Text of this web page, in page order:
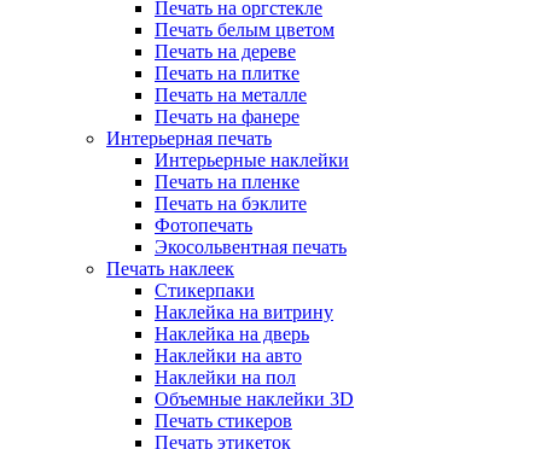
Печать на оргстекле
Печать белым цветом
Печать на дереве
Печать на плитке
Печать на металле
Печать на фанере
Интерьерная печать
Интерьерные наклейки
Печать на пленке
Печать на бэклите
Фотопечать
Экосольвентная печать
Печать наклеек
Стикерпаки
Наклейка на витрину
Наклейка на дверь
Наклейки на авто
Наклейки на пол
Объемные наклейки 3D
Печать стикеров
Печать этикеток